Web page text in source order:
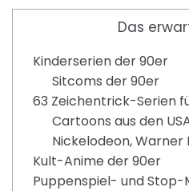
Das
Kinderserien der 90er
Sitcoms der 90er
63 Zeichentrick-Serien
Cartoons aus den
Nickelodeon, Warner
Kult-Anime der 90er
Puppenspiel- und